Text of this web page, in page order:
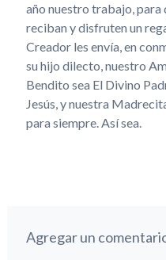
año nuestro trabajo, para
reciban y disfruten un
Creador les envía, en
su hijo dilecto, nuestro
Bendito sea El Divino
Jesús, y nuestra
para siempre. Así sea.
Agregar un